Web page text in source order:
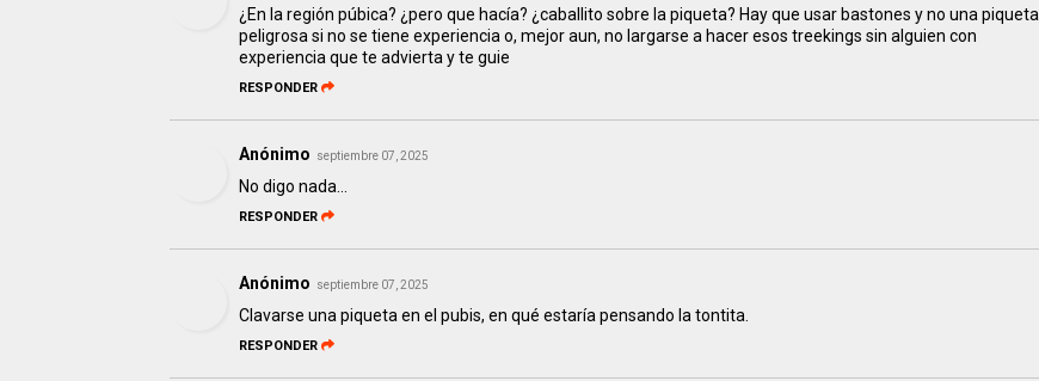
¿En la región púbica? ¿pero que hacía? ¿caballito sobre la piqueta? Hay que usar bastones y no una piqueta
peligrosa si no se tiene experiencia o, mejor aun, no largarse a hacer esos treekings sin alguien con
experiencia que te advierta y te guie
RESPONDER
Anónimo septiembre 07, 2025
No digo nada...
RESPONDER
Anónimo septiembre 07, 2025
Clavarse una piqueta en el pubis, en qué estaría pensando la tontita.
RESPONDER